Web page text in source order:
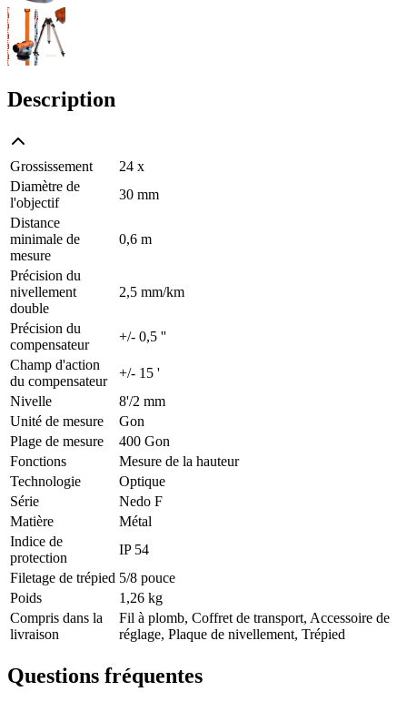
Description
Grossissement
24 x
Diamètre de
l'objectif
30 mm
Distance
minimale de
mesure
0,6 m
Précision du
nivellement
double
2,5 mm/km
Précision du
compensateur
+/- 0,5 ''
Champ d'action
du compensateur
+/- 15 '
Nivelle
8'/2 mm
Unité de mesure
Gon
Plage de mesure
400 Gon
Fonctions
Mesure de la hauteur
Technologie
Optique
Série
Nedo F
Matière
Métal
Indice de
protection
IP 54
Filetage de trépied 5/8 pouce
Poids
1,26 kg
Compris dans la
livraison
Fil à plomb, Coffret de transport, Accessoire de
réglage, Plaque de nivellement, Trépied
Questions fréquentes